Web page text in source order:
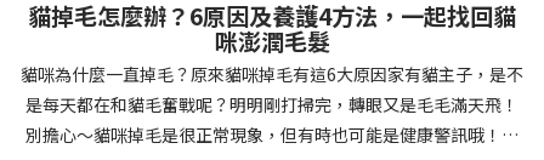
任你後，可開始教導基本指令。從簡單的「坐下」開始，再逐步學
習「趴下」、「等待」和「過來」。每次訓練保持在5-10分鐘內，
避免幼犬注意力分散。使用清晰一致的口令和手勢，成功時立即給
予獎勵和讚美。記住，重複是學習的關鍵，每天多次短時間練習效
果最佳。調整日常行為除了基本指令，幼犬還需學習生活禮儀。如
步驟2：回想最近的飲食變化：有沒有突然換飼料或罐頭？ 有沒有吃
到新零食或人類食物？ 是否誤食異物？📌 貓咪拉肚子判斷步驟3：
確認環境與生活作息：最近是否搬家、換貓砂、新成員加入？ 天氣
是否有變化？ 飼主是否長時間外出？📌 貓咪拉肚子判斷步驟4：觀
察貓咪的精神與食慾：貓咪精神好嗎？、食慾是否正常？，可先觀
貓掉毛怎麼辦？6原因及養護4方法，一起找回貓
咪澎潤毛髮
貓咪為什麼一直掉毛？原來貓咪掉毛有這6大原因家有貓主子，是不
是每天都在和貓毛奮戰呢？明明剛打掃完，轉眼又是毛毛滿天飛！
別擔心～貓咪掉毛是很正常現象，但有時也可能是健康警訊哦！以